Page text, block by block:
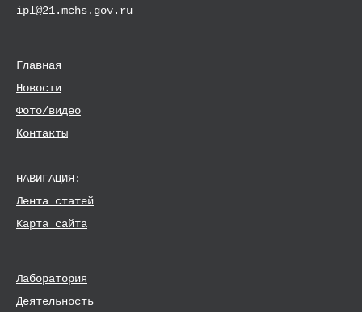
ipl@21.mchs.gov.ru
Главная
Новости
Фото/видео
Контакты
НАВИГАЦИЯ:
Лента статей
Карта сайта
Лаборатория
Деятельность